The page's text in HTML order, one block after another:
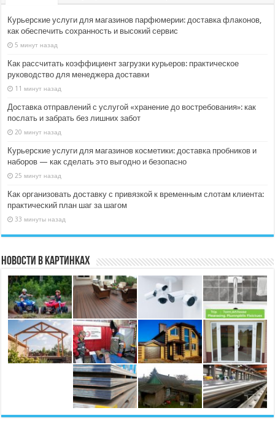
Курьерские услуги для магазинов парфюмерии: доставка флаконов,
как обеспечить сохранность и высокий сервис
5 минут назад
Как рассчитать коэффициент загрузки курьеров: практическое
руководство для менеджера доставки
11 минут назад
Доставка отправлений с услугой «хранение до востребования»: как
послать и забрать без лишних забот
20 минут назад
Курьерские услуги для магазинов косметики: доставка пробников и
наборов — как сделать это выгодно и безопасно
25 минут назад
Как организовать доставку с привязкой к временным слотам клиента:
практический план шаг за шагом
33 минуты назад
Новости в картинках